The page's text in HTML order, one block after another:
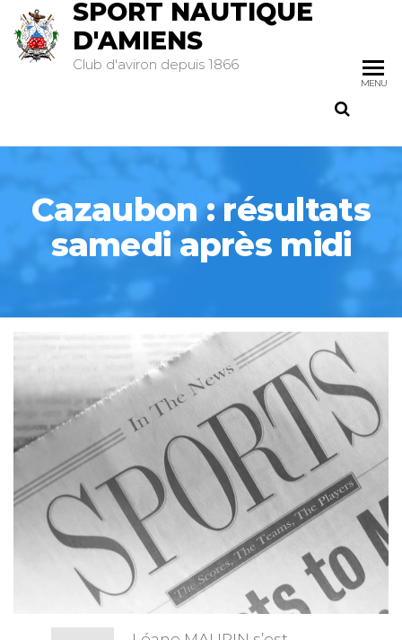
SPORT NAUTIQUE
D'AMIENS
Club d'aviron depuis 1866
MENU
Cazaubon : résultats
samedi après midi